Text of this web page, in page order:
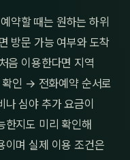
약할 때는 원하는 하위
방문 가능 여부와 도착
음 이용한다면 지역
인 → 전화예약 순서로
심야 추가 요금이
한지도 미리 확인해
이며 실제 이용 조건은